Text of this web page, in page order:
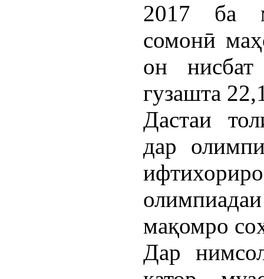
2017 ба
сомонӣ
он
гузашта
Дастаи
дар
мақомро
Дар